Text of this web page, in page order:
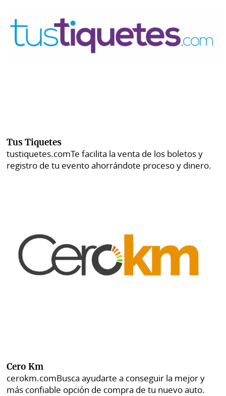
Tus Tiquetes
tustiquetes.comTe facilita la venta de los boletos y
registro de tu evento ahorrándote proceso y dinero.
Cero Km
cerokm.comBusca ayudarte a conseguir la mejor y
más confiable opción de compra de tu nuevo auto.